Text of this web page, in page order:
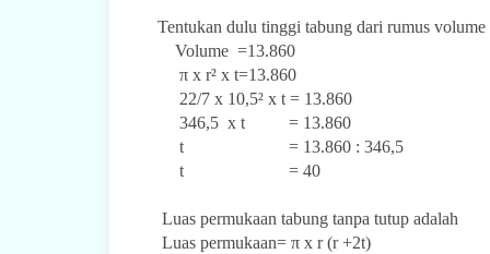
Tentukan dulu tinggi tabung dari rumus volume
Volume =13.860
π x r² x t=13.860
22/7 x 10,5² x t = 13.860
346,5 x t = 13.860
t = 13.860 : 346,5
t = 40
Luas permukaan tabung tanpa tutup adalah
Luas permukaan= π x r (r +2t)